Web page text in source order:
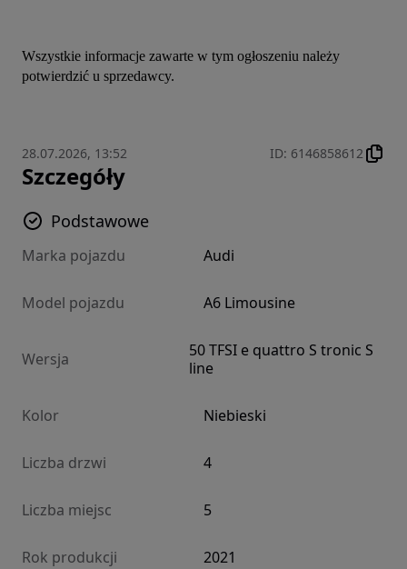
Wszystkie informacje zawarte w tym ogłoszeniu należy
potwierdzić u sprzedawcy.
28.07.2026, 13:52 ID: 6146858612
Szczegóły
Podstawowe
Marka pojazdu Audi
Model pojazdu A6 Limousine
Wersja
50 TFSI e quattro S tronic S
line
Kolor Niebieski
Liczba drzwi 4
Liczba miejsc 5
Rok produkcji 2021